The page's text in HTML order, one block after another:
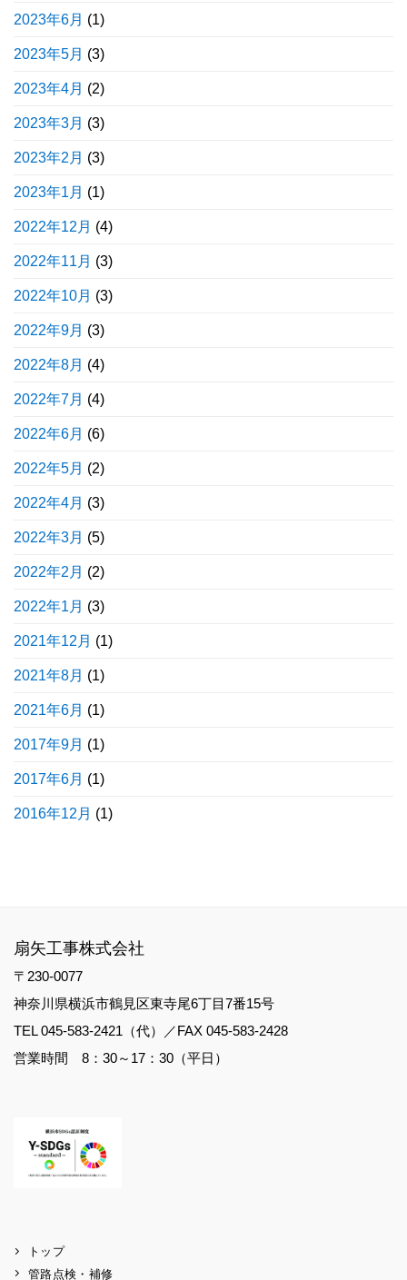
2023年6月 (1)
2023年5月 (3)
2023年4月 (2)
2023年3月 (3)
2023年2月 (3)
2023年1月 (1)
2022年12月 (4)
2022年11月 (3)
2022年10月 (3)
2022年9月 (3)
2022年8月 (4)
2022年7月 (4)
2022年6月 (6)
2022年5月 (2)
2022年4月 (3)
2022年3月 (5)
2022年2月 (2)
2022年1月 (3)
2021年12月 (1)
2021年8月 (1)
2021年6月 (1)
2017年9月 (1)
2017年6月 (1)
2016年12月 (1)
扇矢工事株式会社
〒230-0077
神奈川県横浜市鶴見区東寺尾6丁目7番15号
TEL 045-583-2421（代）／FAX 045-583-2428
営業時間 8：30～17：30（平日）
トップ
管路点検・補修